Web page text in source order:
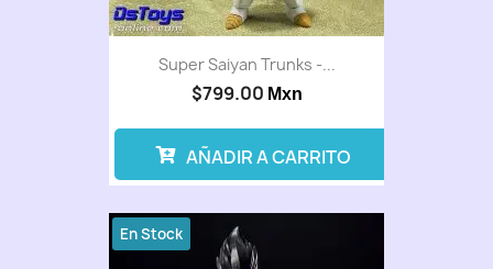
Super Saiyan Trunks -...
$799.00 Mxn
AÑADIR A CARRITO
En Stock